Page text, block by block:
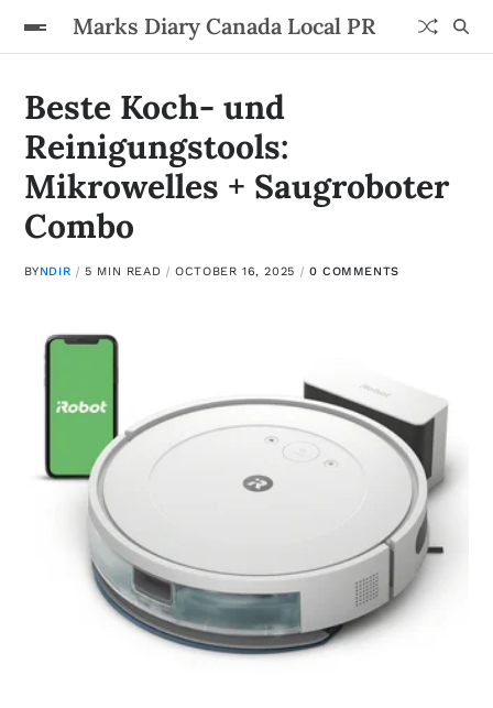
Marks Diary Canada Local PR
Beste Koch- und
Reinigungstools:
Mikrowelles + Saugroboter
Combo
BYNDIR 5 MIN READ OCTOBER 16, 2025 0 COMMENTS